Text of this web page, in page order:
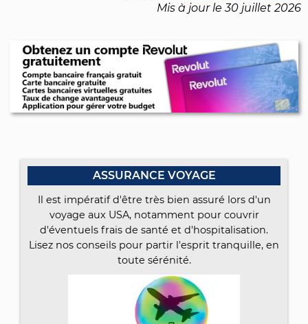
Mis à jour le30 juillet 2026
ASSURANCE VOYAGE
Il est impératif d'être très bien assuré lors d'un
voyage aux USA, notamment pour couvrir
d'éventuels frais de santé et d'hospitalisation.
Lisez nos conseils pour partir l'esprit tranquille, en
toute sérénité.